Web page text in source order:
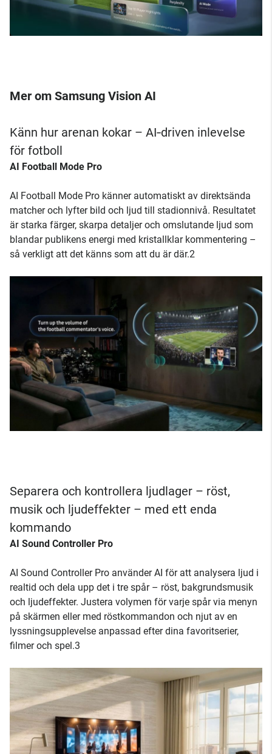
Mer om Samsung Vision AI
Känn hur arenan kokar – AI‑driven inlevelse
för fotboll
AI Football Mode Pro
AI Football Mode Pro känner automatiskt av direktsända
matcher och lyfter bild och ljud till stadionnivå. Resultatet
är starka färger, skarpa detaljer och omslutande ljud som
blandar publikens energi med kristallklar kommentering –
så verkligt att det känns som att du är där.2
Separera och kontrollera ljudlager – röst,
musik och ljudeffekter – med ett enda
kommando
AI Sound Controller Pro
AI Sound Controller Pro använder AI för att analysera ljud i
realtid och dela upp det i tre spår – röst, bakgrundsmusik
och ljudeffekter. Justera volymen för varje spår via menyn
på skärmen eller med röstkommandon och njut av en
lyssningsupplevelse anpassad efter dina favoritserier,
filmer och spel.3